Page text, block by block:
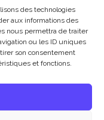
des technologies
aux informations des
nous permettra de traiter
ou les ID uniques
son consentement
et fonctions.
Mentions Légales
Politique de cookies
Presse